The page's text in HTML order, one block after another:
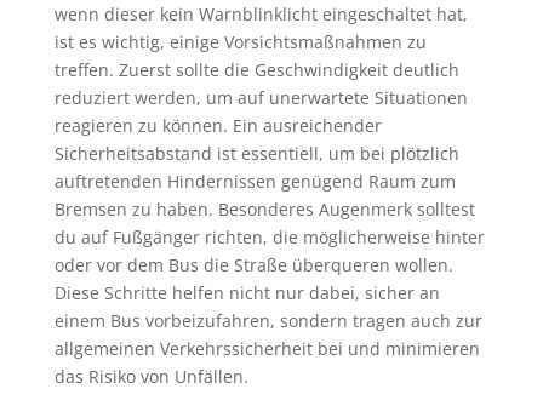
wenn dieser kein Warnblinklicht eingeschaltet hat,
ist es wichtig, einige Vorsichtsmaßnahmen zu
treffen. Zuerst sollte die Geschwindigkeit deutlich
reduziert werden, um auf unerwartete Situationen
reagieren zu können. Ein ausreichender
Sicherheitsabstand ist essentiell, um bei plötzlich
auftretenden Hindernissen genügend Raum zum
Bremsen zu haben. Besonderes Augenmerk solltest
du auf Fußgänger richten, die möglicherweise hinter
oder vor dem Bus die Straße überqueren wollen.
Diese Schritte helfen nicht nur dabei, sicher an
einem Bus vorbeizufahren, sondern tragen auch zur
allgemeinen Verkehrssicherheit bei und minimieren
das Risiko von Unfällen.